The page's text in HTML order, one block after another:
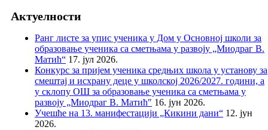
Актуелности
Ранг листе за упис ученика у Дом у Основној школи за
образовање ученика са сметњама у развоју „Миодраг В.
Матић“ 17. јул 2026.
Конкурс за пријем ученика средњих школа у установу за
смештај и исхрану деце у школској 2026/2027. години, а
у склопу ОШ за образовање ученика са сметњама у
развоју „Миодраг В. Матић″ 16. јун 2026.
Учешће на 13. манифестацији „Кикини дани“ 12. јун
2026.